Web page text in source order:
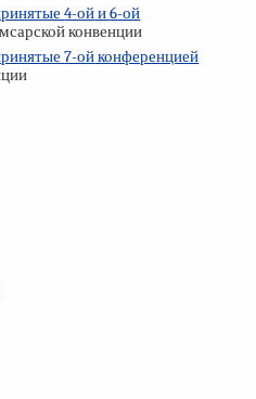
4-ойи6-ой
конвенции
7-ойконференцией